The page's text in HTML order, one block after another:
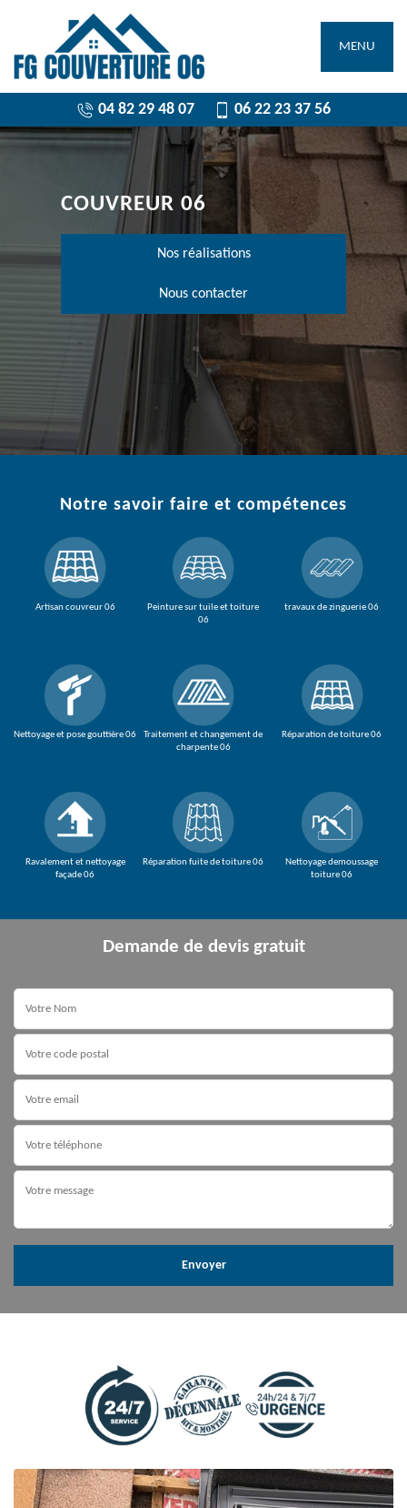
MENU
04 82 29 48 07 06 22 23 37 56
COUVREUR 06
Nos réalisations
Nous contacter
Notre savoir faire et compétences
Artisan couvreur 06
Nettoyage et pose gouttière 06
Ravalement et nettoyage
façade 06
Peinture sur tuile et toiture
06
Traitement et changement de
charpente 06
Réparation fuite de toiture 06
travaux de zinguerie 06
Réparation de toiture 06
Nettoyage demoussage
toiture 06
Demande de devis gratuit